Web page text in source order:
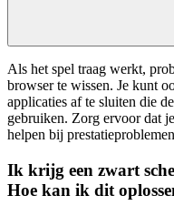
Als het spel traag werkt,
browser te wissen. Je kunt
applicaties af te sluiten die
gebruiken. Zorg ervoor dat
helpen bij
Ik krijg een zwart
Hoe kan ik dit